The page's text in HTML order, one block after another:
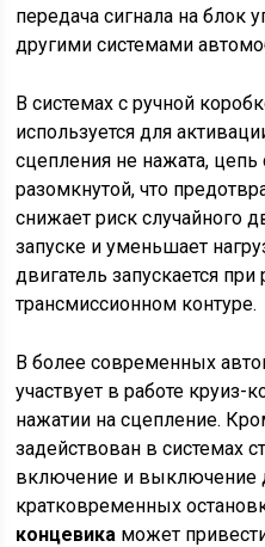
передача сигнала на блок
другими системами
В системах с ручной
используется для
сцепления не нажата, цепь
разомкнутой, что
снижает риск случайного
запуске и уменьшает
двигатель запускается
трансмиссионном контуре.
В более современных
участвует в работе круиз-
нажатии на сцепление.
задействован в системах
включение и выключение
кратковременных
концевика может